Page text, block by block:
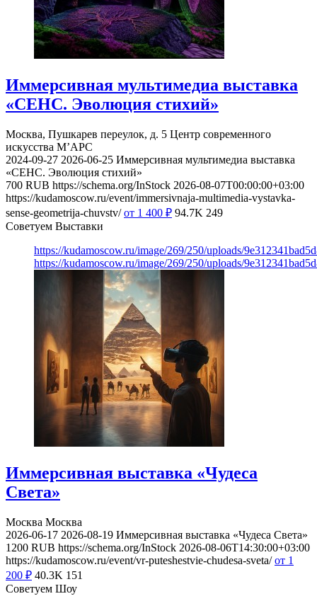
Иммерсивная мультимедиа выставка
«СЕНС. Эволюция стихий»
Москва, Пушкарев переулок, д. 5 Центр современного
искусства М’АРС
2024-09-27 2026-06-25 Иммерсивная мультимедиа выставка
«СЕНС. Эволюция стихий»
700 RUB https://schema.org/InStock 2026-08-07T00:00:00+03:00
https://kudamoscow.ru/event/immersivnaja-multimedia-vystavka-
sense-geometrija-chuvstv/ от 1 400 ₽ 94.7K 249
Советуем Выставки
https://kudamoscow.ru/image/269/250/uploads/
https://kudamoscow.ru/image/269/250/uploads/
Иммерсивная выставка «Чудеса
Света»
Москва Москва
2026-06-17 2026-08-19 Иммерсивная выставка «Чудеса Света»
1200 RUB https://schema.org/InStock 2026-08-06T14:30:00+03:00
https://kudamoscow.ru/event/vr-puteshestvie-chudesa-sveta/ от 1
200 ₽ 40.3K 151
Советуем Шоу